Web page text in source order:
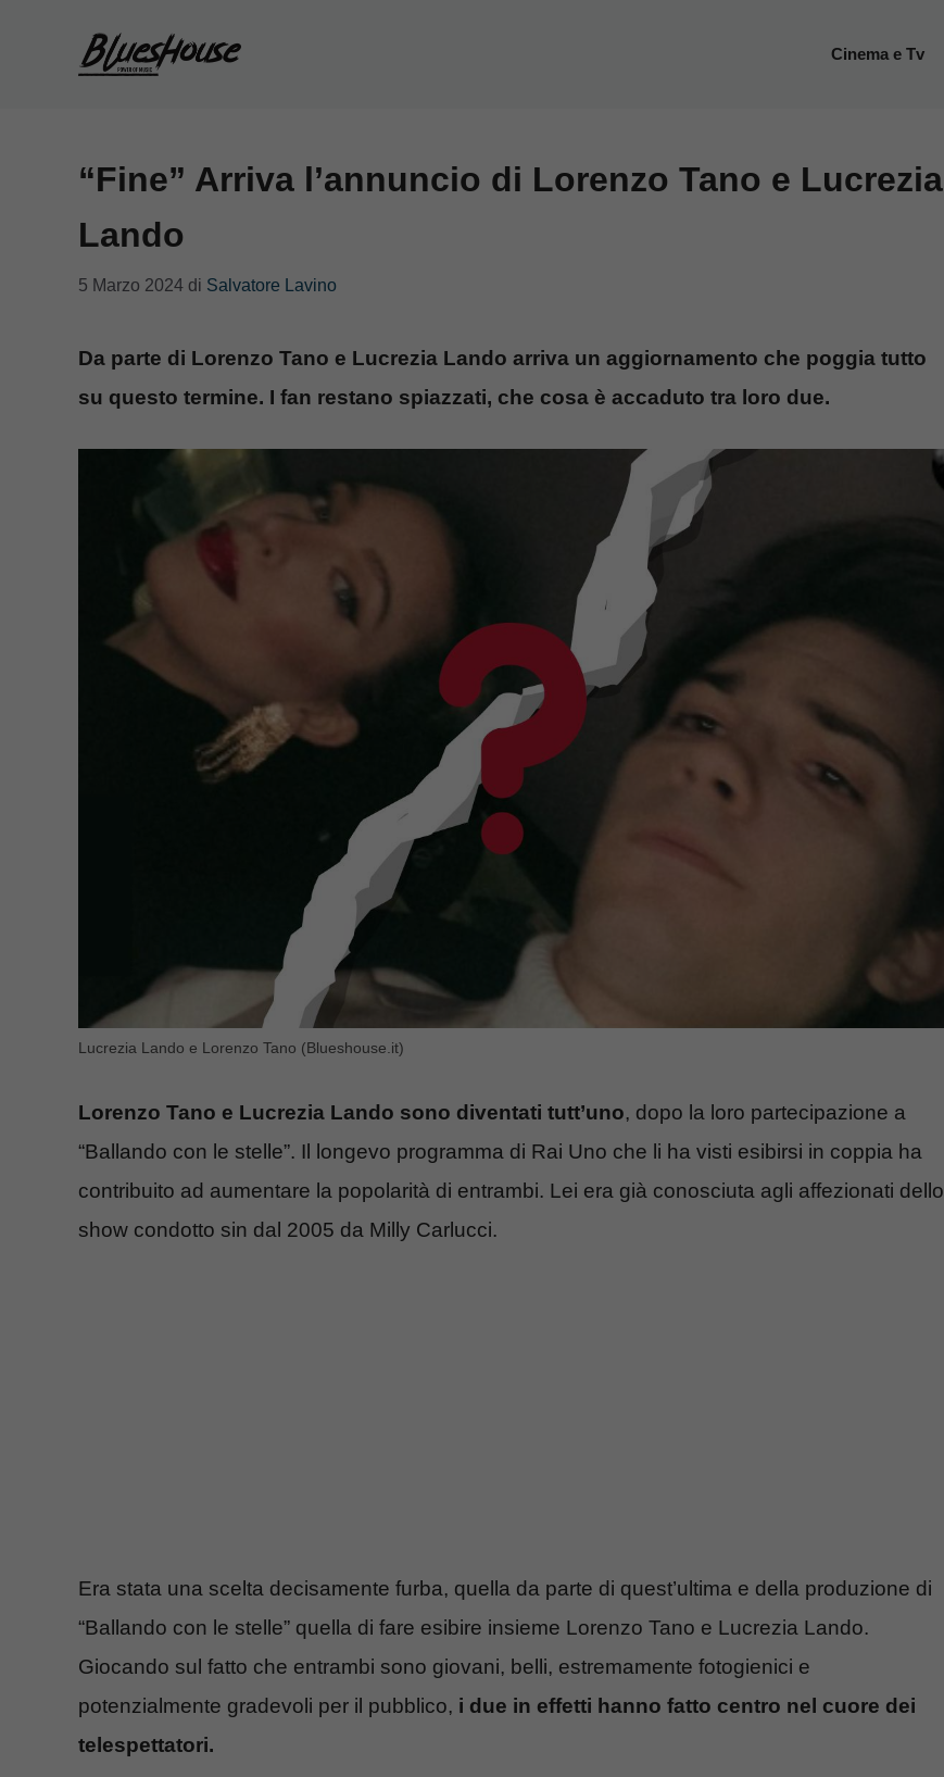
Cinema e Tv
“Fine” Arriva l’annuncio di Lorenzo Tano e Lucrezia
Lando
5 Marzo 2024 di Salvatore Lavino
Da parte di Lorenzo Tano e Lucrezia Lando arriva un aggiornamento che poggia tutto
su questo termine. I fan restano spiazzati, che cosa è accaduto tra loro due.
Lucrezia Lando e Lorenzo Tano (Blueshouse.it)
Lorenzo Tano e Lucrezia Lando sono diventati tutt’uno, dopo la loro partecipazione a
“Ballando con le stelle”. Il longevo programma di Rai Uno che li ha visti esibirsi in coppia ha
contribuito ad aumentare la popolarità di entrambi. Lei era già conosciuta agli affezionati dello
show condotto sin dal 2005 da Milly Carlucci.
Era stata una scelta decisamente furba, quella da parte di quest’ultima e della produzione di
“Ballando con le stelle” quella di fare esibire insieme Lorenzo Tano e Lucrezia Lando.
Giocando sul fatto che entrambi sono giovani, belli, estremamente fotogienici e
potenzialmente gradevoli per il pubblico, i due in effetti hanno fatto centro nel cuore dei
telespettatori.